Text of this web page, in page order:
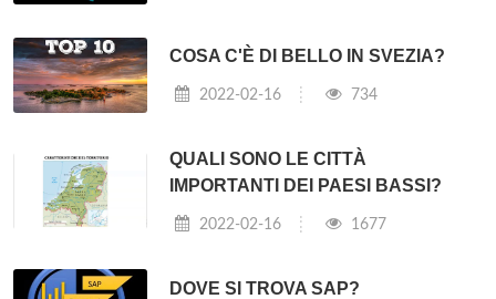
COSA C'È DI BELLO IN SVEZIA?
2022-02-16 734
QUALI SONO LE CITTÀ
IMPORTANTI DEI PAESI BASSI?
2022-02-16 1677
DOVE SI TROVA SAP?